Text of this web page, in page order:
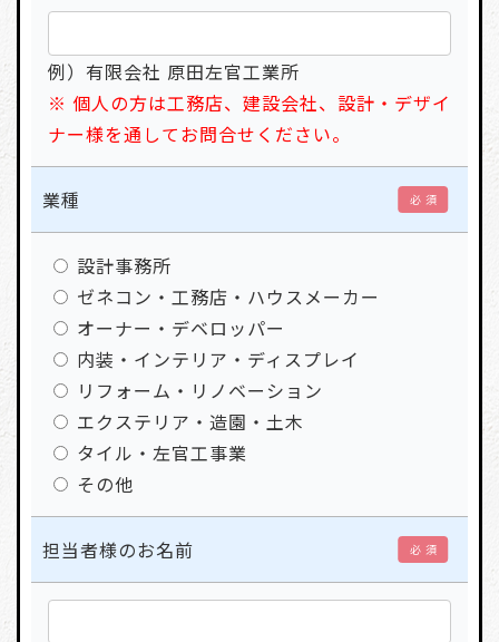
例）有限会社 原田左官工業所
※ 個人の方は工務店、建設会社、設計・デザイ
ナー様を通してお問合せください。
業種 必 須
設計事務所
ゼネコン・工務店・ハウスメーカー
オーナー・デベロッパー
内装・インテリア・ディスプレイ
リフォーム・リノベーション
エクステリア・造園・土木
タイル・左官工事業
その他
担当者様のお名前 必 須